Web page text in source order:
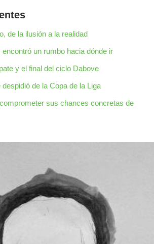
de la ilusión a la realidad
un rumbo hacia dónde ir
y el final del ciclo Dabove
de la Copa de la Liga
sus chances concretas de